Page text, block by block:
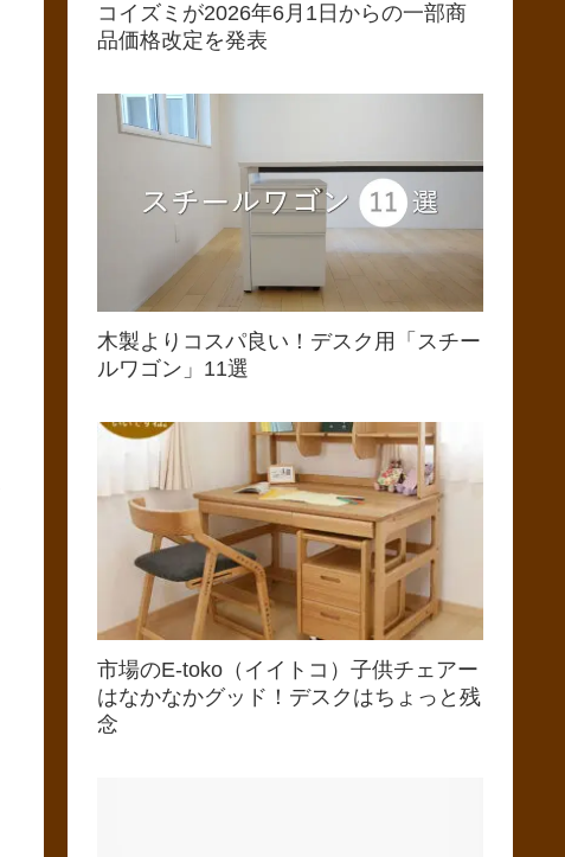
コイズミが2026年6月1日からの一部商
品価格改定を発表
木製よりコスパ良い！デスク用「スチー
ルワゴン」11選
市場のE-toko（イイトコ）子供チェアー
はなかなかグッド！デスクはちょっと残
念